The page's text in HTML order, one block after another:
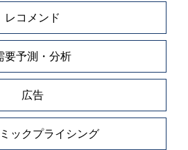
レコメンド
要予測・分析
広告
ックプライシング